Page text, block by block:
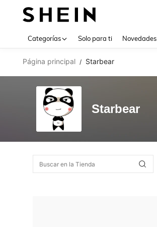
Categorías Solo para ti Novedades
Página principal / Starbear
Starbear